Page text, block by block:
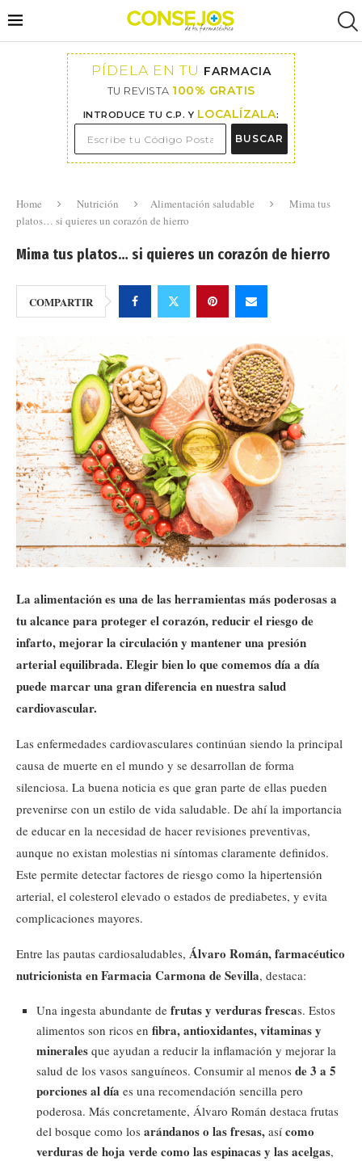
PÍDELA EN TU FARMACIA
TU REVISTA 100% GRATIS
INTRODUCE TU C.P. Y LOCALÍZALA:
BUSCAR
Home Nutrición Alimentación saludable
Mima tus
platos… si quieres un corazón de hierro
Mima tus platos… si quieres un corazón de hierro
COMPARTIR
La alimentación es una de las herramientas más poderosas a
tu alcance para proteger el corazón, reducir el riesgo de
infarto, mejorar la circulación y mantener una presión
arterial equilibrada. Elegir bien lo que comemos día a día
puede marcar una gran diferencia en nuestra salud
cardiovascular.
Las enfermedades cardiovasculares continúan siendo la principal
causa de muerte en el mundo y se desarrollan de forma
silenciosa. La buena noticia es que gran parte de ellas pueden
prevenirse con un estilo de vida saludable. De ahí la importancia
de educar en la necesidad de hacer revisiones preventivas,
aunque no existan molestias ni síntomas claramente definidos.
Este permite detectar factores de riesgo como la hipertensión
arterial, el colesterol elevado o estados de prediabetes, y evita
complicaciones mayores.
Entre las pautas cardiosaludables, Álvaro Román, farmacéutico
nutricionista en Farmacia Carmona de Sevilla, destaca:
Una ingesta abundante de frutas y verduras frescas. Estos
alimentos son ricos en fibra, antioxidantes, vitaminas y
minerales que ayudan a reducir la inflamación y mejorar la
salud de los vasos sanguíneos. Consumir al menos de 3 a 5
porciones al día es una recomendación sencilla pero
poderosa. Más concretamente, Álvaro Román destaca frutas
del bosque como los arándanos o las fresas, asícomo
verduras de hoja verde como las espinacas y las acelgas,